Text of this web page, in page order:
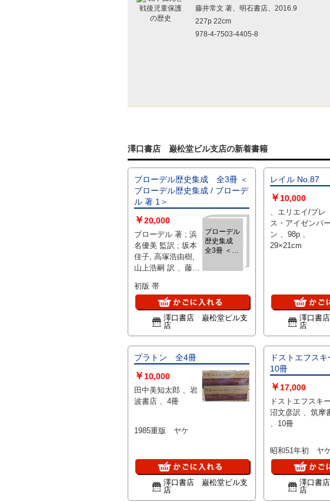
藤井常文 著、明石書店、2016.9
227p 22cm
978-4-7503-4405-8
澤口書店 巌松堂ビル支店の新着書籍
ブローデル歴史集成 全3冊 ＜
ブローデル歴史集成 / ブローデ
ル 著 1＞
ブローデル
歴史集成
全3冊 ＜ブ
史集成 / ブ
￥20,000
ブローデル 著 ; 浜
名優美 監訳 ; 坂本
佳子, 高塚浩由樹,
山上浩嗣 訳 、藤原
22cm 、3
初版 帯
澤口書店 巌松堂ビル支
店
レイル No.87
￥ 10,000
、エリエイ/プレ
ス・アイゼンバー
ン 、98p 、
29×21cm
澤口書
店
プラトン 全4冊
￥ 10,000
田中美知太郎 、岩
波書店 、4冊
1985重版 ヤケ
澤口書店 巌松堂ビル支
店
ドストエフス
10冊
￥ 17,000
ドストエフスキ
沼文彦訳 、筑摩書房
、10冊
昭和51年初 ヤ
澤口書
店